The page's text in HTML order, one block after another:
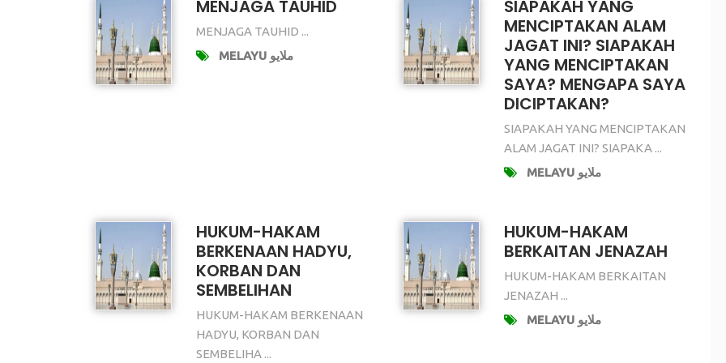
MENJAGA TAUHID
MENJAGA TAUHID ...
MELAYU ملايو
SIAPAKAH YANG
MENCIPTAKAN ALAM
JAGAT INI? SIAPAKAH
YANG MENCIPTAKAN
SAYA? MENGAPA SAYA
DICIPTAKAN?
SIAPAKAH YANG MENCIPTAKAN
ALAM JAGAT INI? SIAPAKA ...
MELAYU ملايو
HUKUM-HAKAM
BERKENAAN HADYU,
KORBAN DAN
SEMBELIHAN
HUKUM-HAKAM BERKENAAN
HADYU, KORBAN DAN
SEMBELIHA ...
HUKUM-HAKAM
BERKAITAN JENAZAH
HUKUM-HAKAM BERKAITAN
JENAZAH ...
MELAYU ملايو